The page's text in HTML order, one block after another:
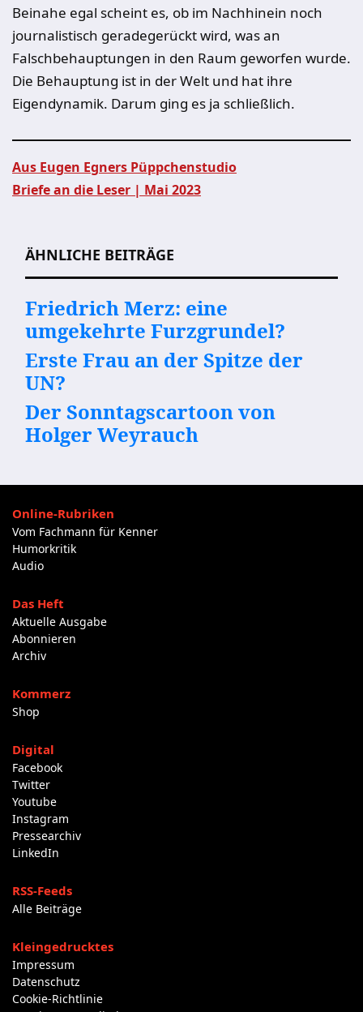
Beinahe egal scheint es, ob im Nachhinein noch
journalistisch geradegerückt wird, was an
Falschbehauptungen in den Raum geworfen wurde.
Die Behauptung ist in der Welt und hat ihre
Eigendynamik. Darum ging es ja schließlich.
Aus Eugen Egners Püppchenstudio
Briefe an die Leser | Mai 2023
ÄHNLICHE BEITRÄGE
Friedrich Merz: eine
umgekehrte Furzgrundel?
Erste Frau an der Spitze der
UN?
Der Sonntagscartoon von
Holger Weyrauch
Online-Rubriken
Vom Fachmann für Kenner
Humorkritik
Audio
Das Heft
Aktuelle Ausgabe
Abonnieren
Archiv
Kommerz
Shop
Digital
Facebook
Twitter
Youtube
Instagram
Pressearchiv
LinkedIn
RSS-Feeds
Alle Beiträge
Kleingedrucktes
Impressum
Datenschutz
Cookie-Richtlinie